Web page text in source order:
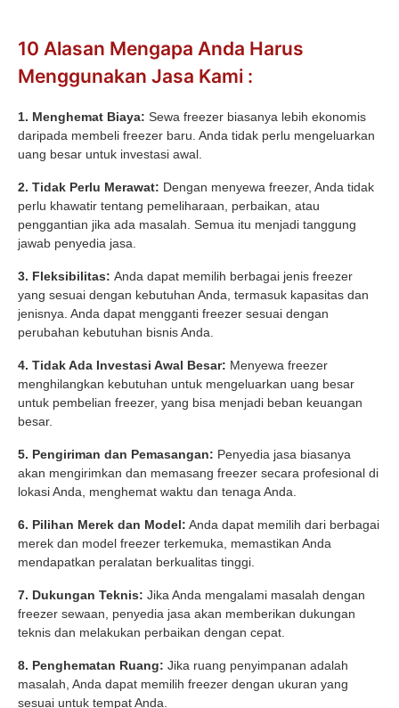
10 Alasan Mengapa Anda Harus
Menggunakan Jasa Kami :
1. Menghemat Biaya: Sewa freezer biasanya lebih ekonomis
daripada membeli freezer baru. Anda tidak perlu mengeluarkan
uang besar untuk investasi awal.
2. Tidak Perlu Merawat: Dengan menyewa freezer, Anda tidak
perlu khawatir tentang pemeliharaan, perbaikan, atau
penggantian jika ada masalah. Semua itu menjadi tanggung
jawab penyedia jasa.
3. Fleksibilitas: Anda dapat memilih berbagai jenis freezer
yang sesuai dengan kebutuhan Anda, termasuk kapasitas dan
jenisnya. Anda dapat mengganti freezer sesuai dengan
perubahan kebutuhan bisnis Anda.
4. Tidak Ada Investasi Awal Besar: Menyewa freezer
menghilangkan kebutuhan untuk mengeluarkan uang besar
untuk pembelian freezer, yang bisa menjadi beban keuangan
besar.
5. Pengiriman dan Pemasangan: Penyedia jasa biasanya
akan mengirimkan dan memasang freezer secara profesional di
lokasi Anda, menghemat waktu dan tenaga Anda.
6. Pilihan Merek dan Model: Anda dapat memilih dari berbagai
merek dan model freezer terkemuka, memastikan Anda
mendapatkan peralatan berkualitas tinggi.
7. Dukungan Teknis: Jika Anda mengalami masalah dengan
freezer sewaan, penyedia jasa akan memberikan dukungan
teknis dan melakukan perbaikan dengan cepat.
8. Penghematan Ruang: Jika ruang penyimpanan adalah
masalah, Anda dapat memilih freezer dengan ukuran yang
sesuai untuk tempat Anda.